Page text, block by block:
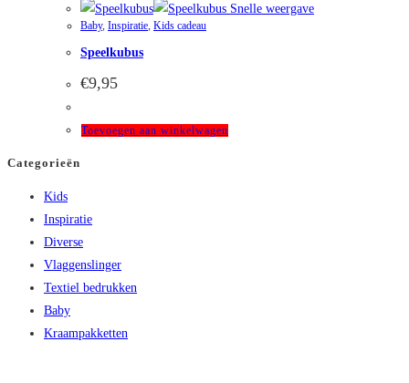
Snelle weergave
Baby, Inspiratie Kids cadeau
Speelkubus
€9,95
Toevoegen aan winkelwagen
Categorieën
Kids
Inspiratie
Diverse
Vlaggenslinger
Textiel bedrukken
Baby
Kraampakketten